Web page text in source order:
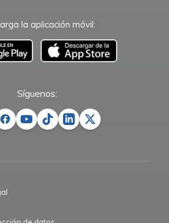
la aplicación móvil:
–
Síguenos: